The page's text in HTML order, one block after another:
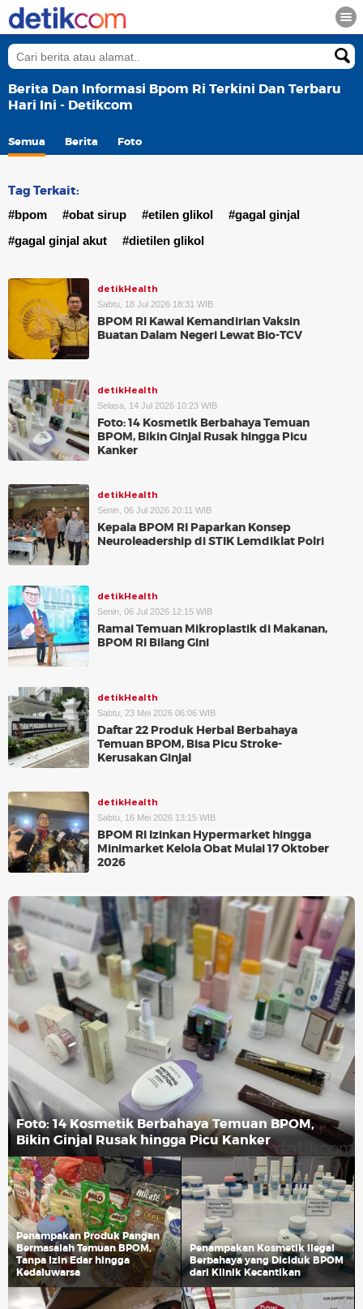
Berita Dan Informasi Bpom Ri Terkini Dan Terbaru
Hari Ini - Detikcom
Semua Berita Foto
Tag Terkait:
#bpom #obat sirup #etilen glikol
#gagal ginjal
#gagal ginjal akut
#dietilen glikol
detikHealth
Sabtu, 18 Jul 2026 18:31 WIB
BPOM RI Kawal Kemandirian Vaksin
Buatan Dalam Negeri Lewat Bio-TCV
detikHealth
Selasa, 14 Jul 2026 10:23 WIB
Foto: 14 Kosmetik Berbahaya Temuan
BPOM, Bikin Ginjal Rusak hingga Picu
Kanker
detikHealth
Senin, 06 Jul 2026 20:11 WIB
Kepala BPOM RI Paparkan Konsep
Neuroleadership di STIK Lemdiklat Polri
detikHealth
Senin, 06 Jul 2026 12:15 WIB
Ramai Temuan Mikroplastik di Makanan,
BPOM RI Bilang Gini
detikHealth
Sabtu, 23 Mei 2026 06:06 WIB
Daftar 22 Produk Herbal Berbahaya
Temuan BPOM, Bisa Picu Stroke-
Kerusakan Ginjal
detikHealth
Sabtu, 16 Mei 2026 13:15 WIB
BPOM RI Izinkan Hypermarket hingga
Minimarket Kelola Obat Mulai 17 Oktober
2026
Foto: 14 Kosmetik Berbahaya Temuan BPOM,
Bikin Ginjal Rusak hingga Picu Kanker
Penampakan Produk Pangan
Bermasalah Temuan BPOM,
Tanpa Izin Edar hingga
Kedaluwarsa
Penampakan Kosmetik Ilegal
Berbahaya yang Diciduk BPOM
dari Klinik Kecantikan